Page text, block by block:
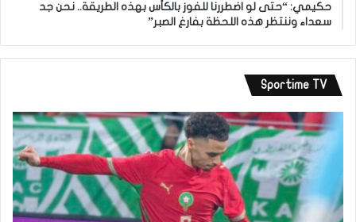
حكيمي: “حتى لو اضطررنا للفوز بالكأس بهذه الطريقة.. نحن جد
سعداء وننتظر هذه اللحظة بفارغ الصبر”
Sportime TV